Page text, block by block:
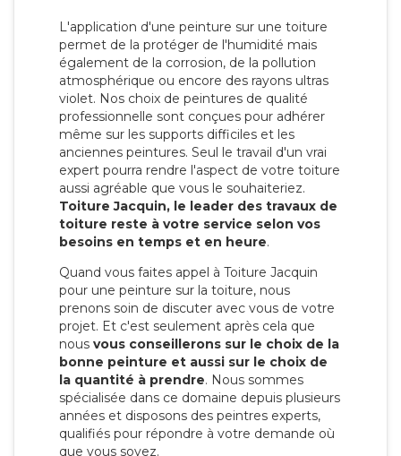
L'application d'une peinture sur une toiture
permet de la protéger de l'humidité mais
également de la corrosion, de la pollution
atmosphérique ou encore des rayons ultras
violet. Nos choix de peintures de qualité
professionnelle sont conçues pour adhérer
même sur les supports difficiles et les
anciennes peintures. Seul le travail d'un vrai
expert pourra rendre l'aspect de votre toiture
aussi agréable que vous le souhaiteriez.
Toiture Jacquin, le leader des travaux de
toiture reste à votre service selon vos
besoins en temps et en heure.
Quand vous faites appel à Toiture Jacquin
pour une peinture sur la toiture, nous
prenons soin de discuter avec vous de votre
projet. Et c'est seulement après cela que
nous vous conseillerons sur le choix de la
bonne peinture et aussi sur le choix de
la quantité à prendre. Nous sommes
spécialisée dans ce domaine depuis plusieurs
années et disposons des peintres experts,
qualifiés pour répondre à votre demande où
que vous soyez.